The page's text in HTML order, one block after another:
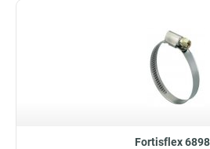
Fortisflex